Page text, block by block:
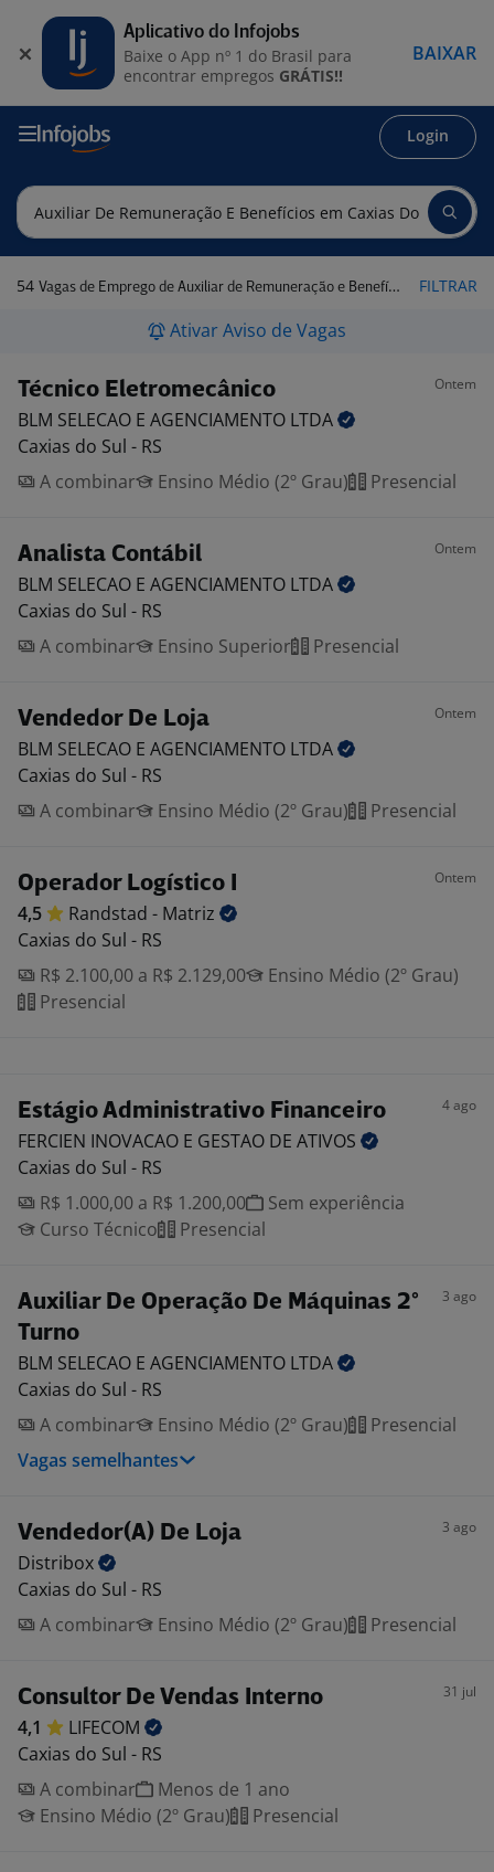
Login
54 Vagas de Emprego de Auxiliar de Remuneração e Benefícios em Caxias do Sul - RS FILTRAR
Ativar Aviso de Vagas
Técnico Eletromecânico Ontem
BLM SELECAO E AGENCIAMENTO LTDA
Caxias do Sul - RS
A combinar
Ensino Médio (2º Grau) Presencial
Analista Contábil Ontem
BLM SELECAO E AGENCIAMENTO LTDA
Caxias do Sul - RS
A combinar
Ensino Superior Presencial
Vendedor De Loja Ontem
BLM SELECAO E AGENCIAMENTO LTDA
Caxias do Sul - RS
A combinar
Ensino Médio (2º Grau) Presencial
Operador Logístico I Ontem
4,5 Randstad - Matriz
Caxias do Sul - RS
R$ 2.100,00 a R$ 2.129,00
Ensino Médio (2º Grau)
Presencial
Estágio Administrativo Financeiro 4 ago
FERCIEN INOVACAO E GESTAO DE ATIVOS
Caxias do Sul - RS
R$ 1.000,00 a R$ 1.200,00
Sem experiência
Curso Técnico
Presencial
Auxiliar De Operação De Máquinas 2°
Turno
3 ago
BLM SELECAO E AGENCIAMENTO LTDA
Caxias do Sul - RS
A combinar
Ensino Médio (2º Grau)
Presencial
Vagas semelhantes
Vendedor(A) De Loja 3 ago
Distribox
Caxias do Sul - RS
A combinar
Ensino Médio (2º Grau) Presencial
Consultor De Vendas Interno 31 jul
4,1
LIFECOM
Caxias do Sul - RS
A combinar
Menos de 1 ano
Ensino Médio (2º Grau)
Presencial
Aplicativo do Infojobs
Baixe o App nº 1 do Brasil para
encontrar empregos GRÁTIS!!
BAIXAR